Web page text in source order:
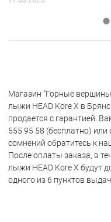
Магазин "Горные
лыжи HEAD Kore X в
продается с гарантией.
555 95 58 (бесплатно) или
сомнений обратитесь к
После оплаты заказа, в
лыжи HEAD Kore X будут
одного из 6 пунктов